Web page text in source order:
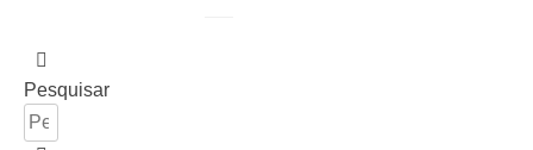
Pesquisar